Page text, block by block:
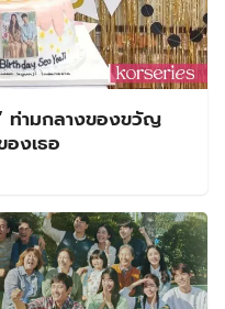
ท่ามกลางของขวัญ
งเธอ